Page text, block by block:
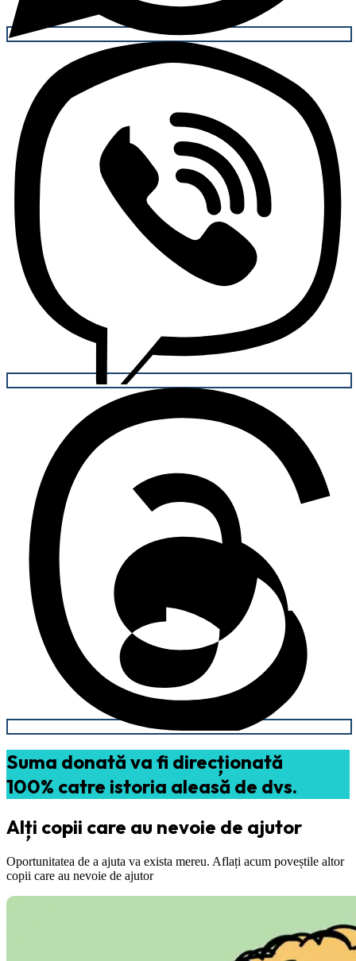
Suma donată va fi direcționată
100% catre istoria aleasă de dvs.
Alți copii care au nevoie de ajutor
Oportunitatea de a ajuta va exista mereu. Aflați acum poveștile altor
copii care au nevoie de ajutor